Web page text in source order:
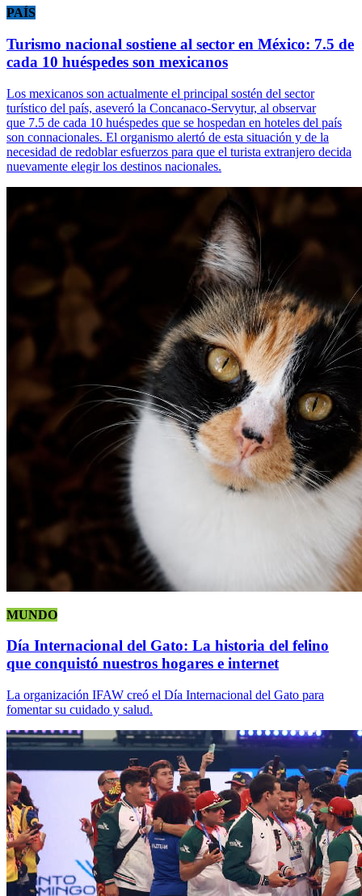
PAÍS
Turismo nacional sostiene al sector en México: 7.5 de
cada 10 huéspedes son mexicanos
Los mexicanos son actualmente el principal sostén del sector
turístico del país, aseveró la Concanaco-Servytur, al observar
que 7.5 de cada 10 huéspedes que se hospedan en hoteles del país
son connacionales. El organismo alertó de esta situación y de la
necesidad de redoblar esfuerzos para que el turista extranjero decida
nuevamente elegir los destinos nacionales.
MUNDO
Día Internacional del Gato: La historia del felino
que conquistó nuestros hogares e internet
La organización IFAW creó el Día Internacional del Gato para
fomentar su cuidado y salud.